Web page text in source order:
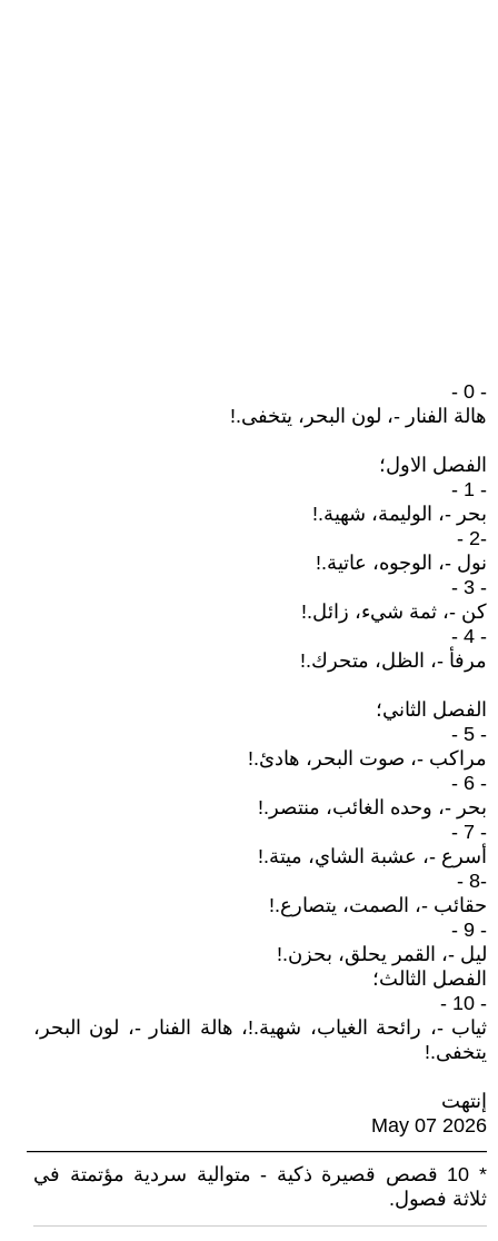
- 0 -
هالة الفنار -، لون البحر، يتخفى.!
الفصل الاول؛
- 1 -
بحر -، الوليمة، شهية.!
-2 -
نول -، الوجوه، عاتية.!
- 3 -
كن -، ثمة شيء، زائل.!
- 4 -
مرفأ -، الظل، متحرك.!
الفصل الثاني؛
- 5 -
مراكب -، صوت البحر، هادئ.!
- 6 -
بحر -، وحده الغائب، منتصر.!
- 7 -
أسرع -، عشبة الشاي، ميتة.!
-8 -
حقائب -، الصمت، يتصارع.!
- 9 -
ليل -، القمر يحلق، بحزن.!
الفصل الثالث؛
- 10 -
ثياب -، رائحة الغياب، شهية.!، هالة الفنار -، لون البحر،
يتخفى.!
إنتهت
May 07 2026
———————————————————————
* 10 قصص قصيرة ذكية - متوالية سردية مؤتمتة في
ثلاثة فصول.